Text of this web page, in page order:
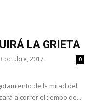
LA GRIETA
3 octubre, 2017 0
de la mitad del
a correr el tiempo de...